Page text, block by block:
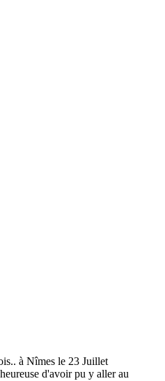
à Nîmes le 23 Juillet
d'avoir pu y aller au